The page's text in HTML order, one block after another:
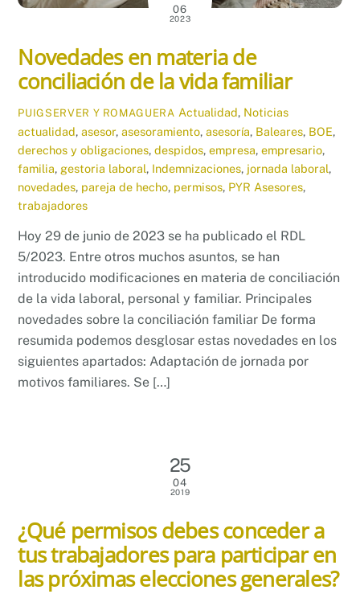
06
2023
Novedades en materia de
conciliación de la vida familiar
PUIGSERVER Y ROMAGUERA Actualidad, Noticias
actualidad,asesor,asesoramiento,asesoría, Baleares, BOE,
derechos y obligaciones,despidos,empresa,empresario,
familia, gestoria laboral, Indemnizaciones, jornada laboral,
novedades, pareja de hecho, permisos, PYR Asesores,
trabajadores
Hoy 29 de junio de 2023 se ha publicado el RDL
5/2023. Entre otros muchos asuntos, se han
introducido modificaciones en materia de conciliación
de la vida laboral, personal y familiar. Principales
novedades sobre la conciliación familiar De forma
resumida podemos desglosar estas novedades en los
siguientes apartados: Adaptación de jornada por
motivos familiares. Se […]
25
04
2019
¿Qué permisos debes conceder a
tus trabajadores para participar en
las próximas elecciones generales?